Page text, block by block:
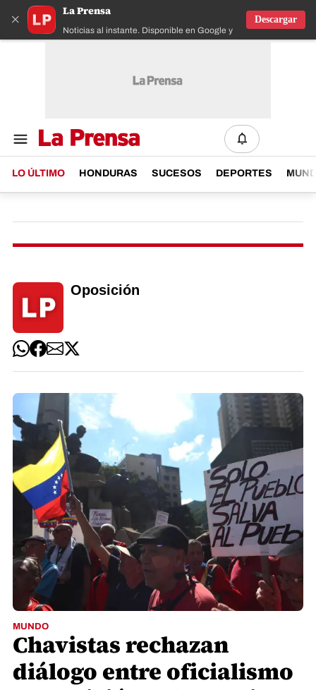
×
La Prensa
Noticias al instante. Disponible en Google y IOS
Descargar
LO ÚLTIMO HONDURAS SUCESOS DEPORTES
Oposición
MUNDO
Chavistas rechazan
diálogo entre oficialismo